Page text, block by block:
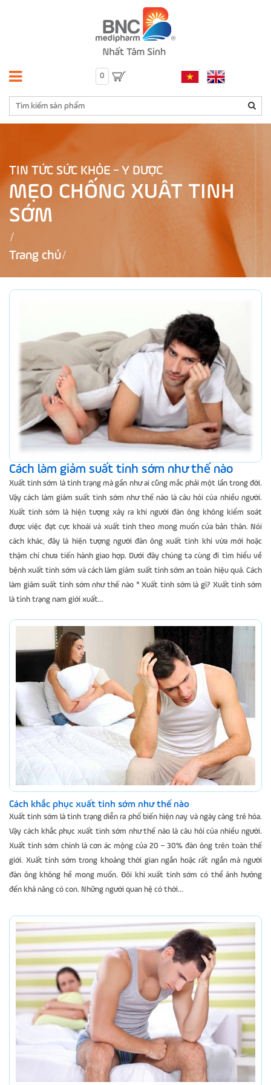
0
TIN TỨC SỨC KHỎE - Y DƯỢC
MẸO CHỐNG XUÂT TINH
SỚM
Trang chủ
Cách làm giảm suất tinh sớm như thế nào
Xuất tinh sớm là tình trạng mà gần như ai cũng mắc phải một lần trong đời.
Vậy cách làm giảm suất tinh sớm như thế nào là câu hỏi của nhiều người.
Xuất tinh sớm là hiện tượng xảy ra khi người đàn ông không kiểm soát
được việc đạt cực khoái và xuất tinh theo mong muốn của bản thân. Nói
cách khác, đây là hiện tượng người đàn ông xuất tinh khi vừa mới hoặc
thậm chí chưa tiến hành giao hợp. Dưới đây chúng ta cùng đi tìm hiểu về
bệnh xuất tinh sớm và cách làm giảm suất tinh sớm an toàn hiệu quả. Cách
làm giảm suất tinh sớm như thế nào * Xuất tinh sớm là gì? Xuất tinh sớm
là tình trạng nam giới xuất...
Cách khắc phục xuất tinh sớm như thế nào
Xuất tinh sớm là tình trạng diễn ra phổ biến hiện nay và ngày càng trẻ hóa.
Vậy cách khắc phục xuất tinh sớm như thế nào là câu hỏi của nhiều người.
Xuất tinh sớm chính là cơn ác mộng của 20 – 30% đàn ông trên toàn thế
giới. Xuất tính sớm trong khoảng thời gian ngắn hoặc rất ngắn mà người
đàn ông không hề mong muốn. Đôi khi xuất tinh sớm có thể ảnh hưởng
đến khả năng có con. Những người quan hệ có thời...